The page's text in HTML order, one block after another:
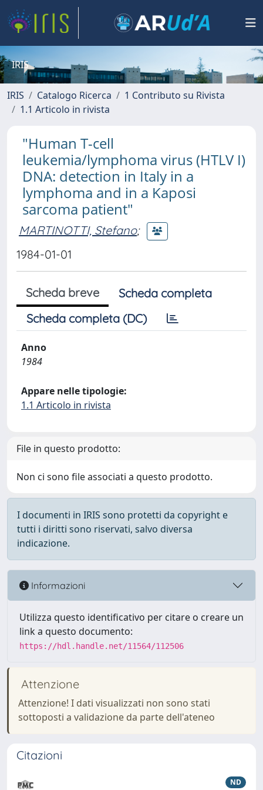
IRIS
IRIS Catalogo Ricerca
1 Contributo su Rivista
1.1 Articolo in rivista
"Human T-cell
leukemia/lymphoma virus (HTLV I)
DNA: detection in Italy in a
lymphoma and in a Kaposi
sarcoma patient"
MARTINOTTI, Stefano;
1984-01-01
Scheda breve
Scheda completa
Scheda completa (DC)
Anno
1984
Appare nelle tipologie:
1.1 Articolo in rivista
File in questo prodotto:
Non ci sono file associati a questo prodotto.
I documenti in IRIS sono protetti da copyright e
tutti i diritti sono riservati, salvo diversa
indicazione.
Informazioni
Utilizza questo identificativo per citare o creare un
link a questo documento:
https://hdl.handle.net/11564/112506
Attenzione
Attenzione! I dati visualizzati non sono stati
sottoposti a validazione da parte dell'ateneo
Citazioni
ND